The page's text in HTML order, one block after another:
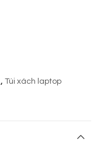
, Túi xách laptop